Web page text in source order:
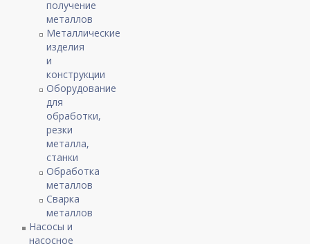
получение
металлов
Металлические
изделия
и
конструкции
Оборудование
для
обработки,
резки
металла,
станки
Обработка
металлов
Сварка
металлов
Насосы и
насосное